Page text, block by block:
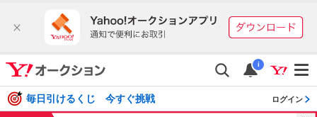
i
毎日引けるくじ 今すぐ挑戦 ログイン